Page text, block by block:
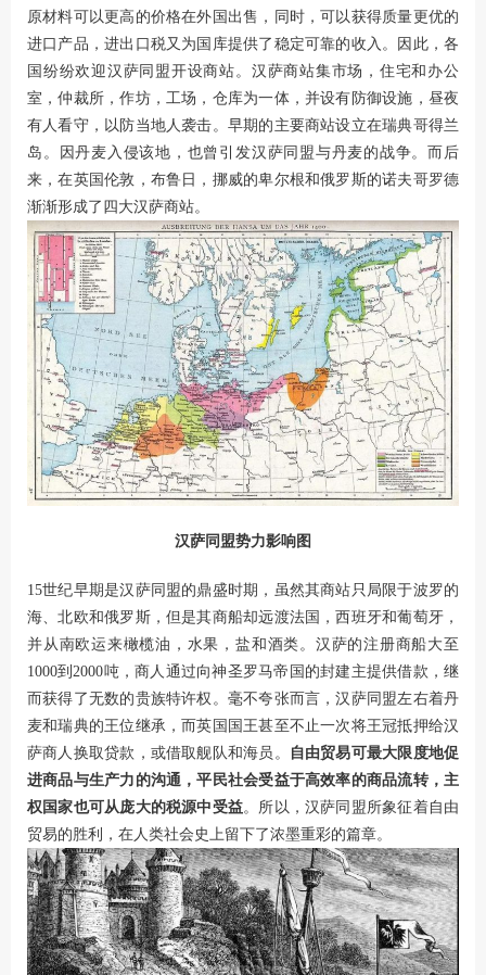
原材料可以更高的价格在外国出售，同时，可以获得质量更优的
进口产品，进出口税又为国库提供了稳定可靠的收入。因此，各
国纷纷欢迎汉萨同盟开设商站。汉萨商站集市场，住宅和办公
室，仲裁所，作坊，工场，仓库为一体，并设有防御设施，昼夜
有人看守，以防当地人袭击。早期的主要商站设立在瑞典哥得兰
岛。因丹麦入侵该地，也曾引发汉萨同盟与丹麦的战争。而后
来，在英国伦敦，布鲁日，挪威的卑尔根和俄罗斯的诺夫哥罗德
渐渐形成了四大汉萨商站。
汉萨同盟势力影响图
15世纪早期是汉萨同盟的鼎盛时期，虽然其商站只局限于波罗的
海、北欧和俄罗斯，但是其商船却远渡法国，西班牙和葡萄牙，
并从南欧运来橄榄油，水果，盐和酒类。汉萨的注册商船大至
1000到2000吨，商人通过向神圣罗马帝国的封建主提供借款，继
而获得了无数的贵族特许权。毫不夸张而言，汉萨同盟左右着丹
麦和瑞典的王位继承，而英国国王甚至不止一次将王冠抵押给汉
萨商人换取贷款，或借取舰队和海员。
自由贸易可最大限度地促
进商品与生产力的沟通，平民社会受益于高效率的商品流转，主
权国家也可从庞大的税源中受益。所以，汉萨同盟所象征着自由
贸易的胜利，在人类社会史上留下了浓墨重彩的篇章。